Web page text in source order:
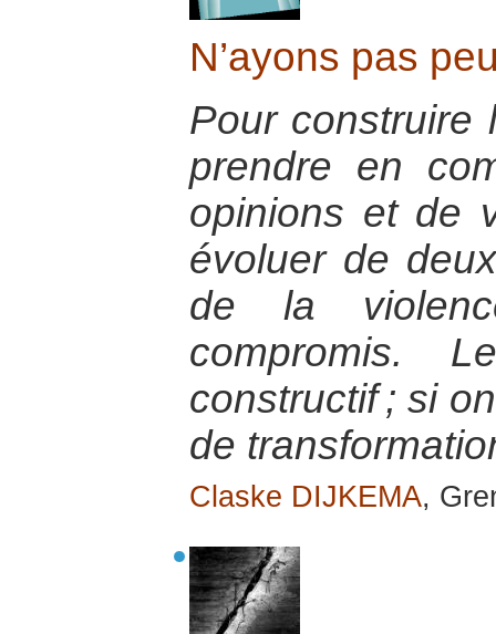
N’ayons pas
Pour construire
prendre en
opinions et de
évoluer de
de la
compromis.
constructif ; si
de
Claske DIJKEMA,